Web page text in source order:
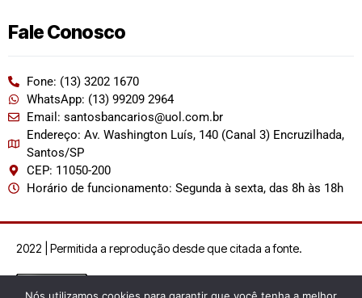
Fale Conosco
Fone: (13) 3202 1670
WhatsApp: (13) 99209 2964
Email: santosbancarios@uol.com.br
Endereço: Av. Washington Luís, 140 (Canal 3) Encruzilhada,
Santos/SP
CEP: 11050-200
Horário de funcionamento: Segunda à sexta, das 8h às 18h
2022 | Permitida a reprodução desde que citada a fonte.